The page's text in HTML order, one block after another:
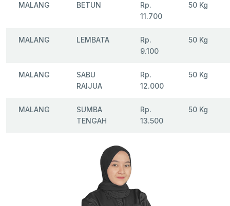
MALANG BETUN
Rp.
11.700
50 Kg
MALANG LEMBATA
Rp.
9.100
50 Kg
MALANG
SABU
RAIJUA
Rp.
12.000
50 Kg
MALANG
SUMBA
TENGAH
Rp.
13.500
50 Kg